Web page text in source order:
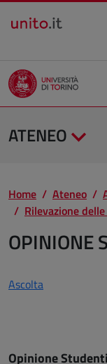
Salta al contenuto
ATENEO
Home Ateneo
Rilevazione
OPINIONE
Ascolta
Opinione Studenti